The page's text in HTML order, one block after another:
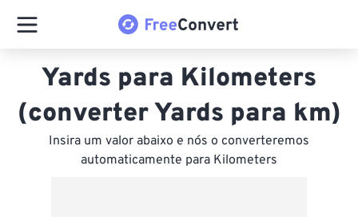
Yards para Kilometers
(converter Yards para km)
Insira um valor abaixo e nós o converteremos
automaticamente para Kilometers